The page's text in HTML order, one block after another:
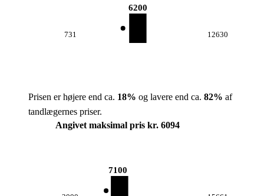
731
6200
12630
Prisen er højere end ca. 18% og lavere end ca. 82% af
tandlægernes priser.
Angivet maksimal pris kr. 6094
7100